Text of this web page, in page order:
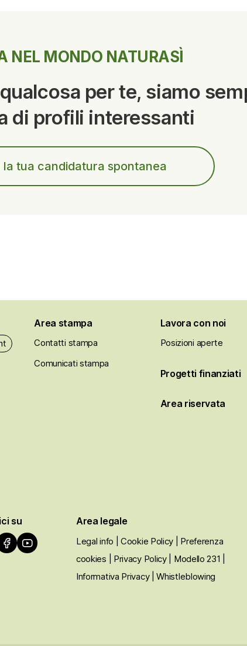
NEL MONDO NATURASÌ
per te, siamo
di profili interessanti
la tua candidatura spontanea
Area stampa
Contatti stampa
Comunicati stampa
Lavora con noi
Posizioni aperte
Progetti finanziati
Area riservata
su Area legale
Legal info | Cookie Policy
| Preferenza
cookies
| Privacy Policy | Modello 231
Informativa Privacy
| Whistleblowing